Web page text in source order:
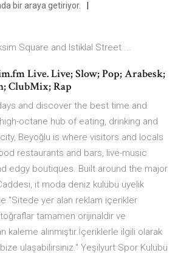
bir araya getiriyor.
Square and Istiklal Street ...
Live. Live; Slow; Pop; Arabesk;
ClubMix; Rap
and discover the best time and
octane hub of eating, drinking and
Beyoğlu is where visitors and locals
restaurants and bars, live-music
edgy boutiques. Built around the major
it moda deniz kulübü üyelik
"Sitede yer alan reklam içerikler
tamamen orijinaldir ve
kaleme alınmıştır.İçeriklerle ilgili olarak
ulaşabilirsiniz." Yeşilyurt Spor Kulübü